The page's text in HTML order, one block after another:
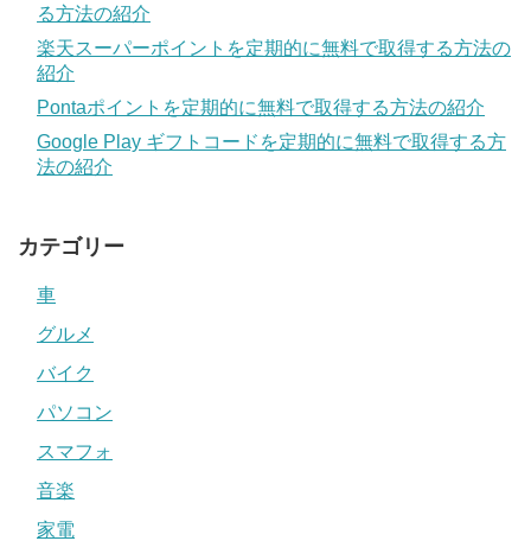
る方法の紹介
楽天スーパーポイントを定期的に無料で取得する方法の
紹介
Pontaポイントを定期的に無料で取得する方法の紹介
Google Play ギフトコードを定期的に無料で取得する方
法の紹介
カテゴリー
車
グルメ
バイク
パソコン
スマフォ
音楽
家電